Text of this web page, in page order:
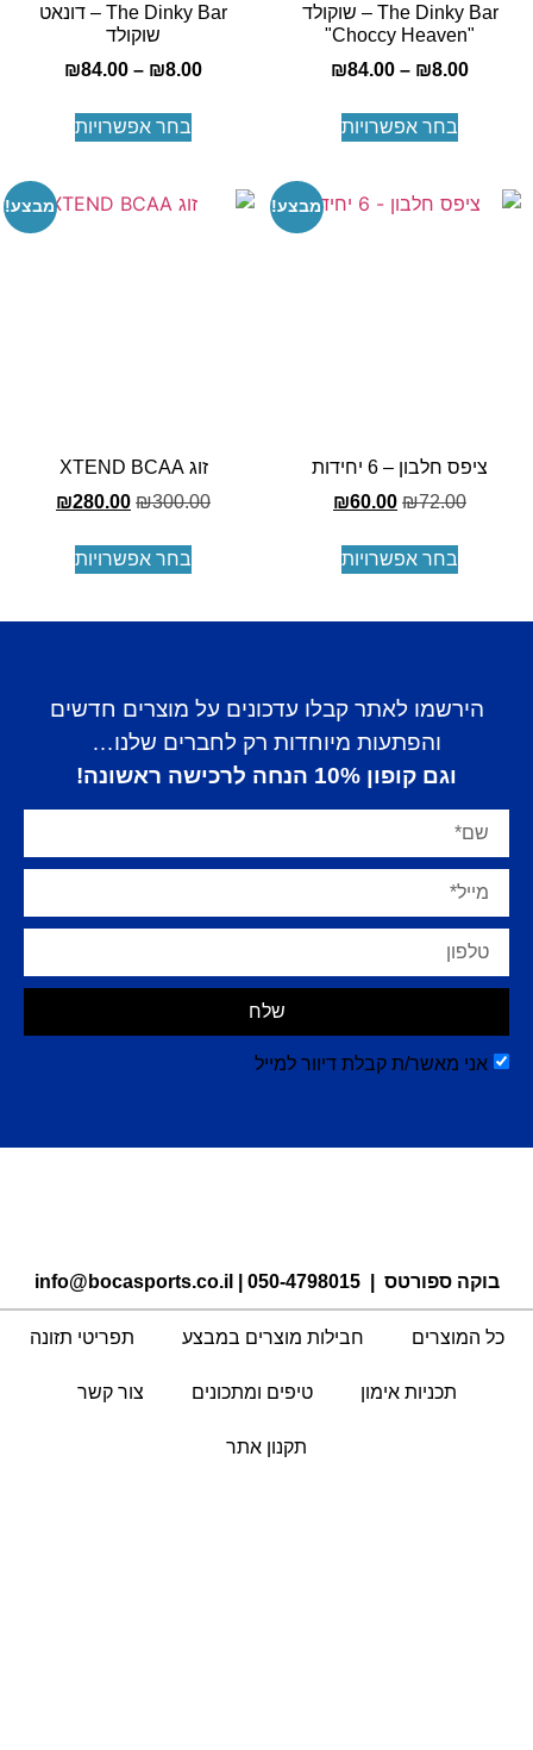
The Dinky Bar – שוקולד
₪8.00
–
₪84.00
בחר אפשרויות
The Dinky Bar – דונאט
שוקולד
₪8.00
–
₪84.00
בחר אפשרויות
מבצע!
ציפס חלבון – 6 יחידות
₪72.00
₪60.00
בחר אפשרויות
מבצע!
₪300.00
₪280.00
בחר אפשרויות
הירשמו לאתר קבלו עדכונים על מוצרים חדשים
והפתעות מיוחדות רק לחברים שלנו…
וגם קופון 10% הנחה לרכישה ראשונה!
אני מאשר/ת קבלת דיוור למייל
שלח
בוקה ספורטס | 050-4798015
|
info@bocasports.co.il
כל המוצרים חבילות מוצרים במבצע תפריטי תזונה
תכניות אימון טיפים ומתכונים צור קשר
תקנון אתר